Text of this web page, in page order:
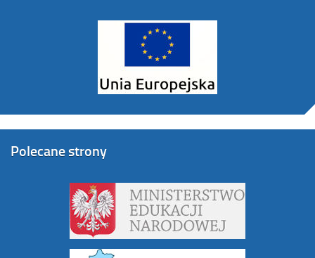
Polecane strony